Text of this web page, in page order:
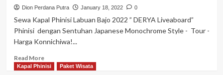
Hela
–
Sailing
in
with
ZADA
Dion Perdana Putra January 18, 2022 0
Sewa Kapal Phinisi Labuan Bajo 2022 ” DERYA Liveaboard”
Phinisi dengan Sentuhan Japanese Monochrome Style - Tour -
Harga Konnichiwa!...
Read MoreRead
more
Kapal Phinisi Paket Wisata